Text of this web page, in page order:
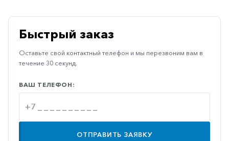
Остеопороз
Офтальмология
Противоаллергические
Противовоспалительные
Быстрый заказ
Оставьте свой контактный телефон и мы перезвоним вам в
течение 30 секунд.
ВАШ ТЕЛЕФОН:
ОТПРАВИТЬ ЗАЯВКУ